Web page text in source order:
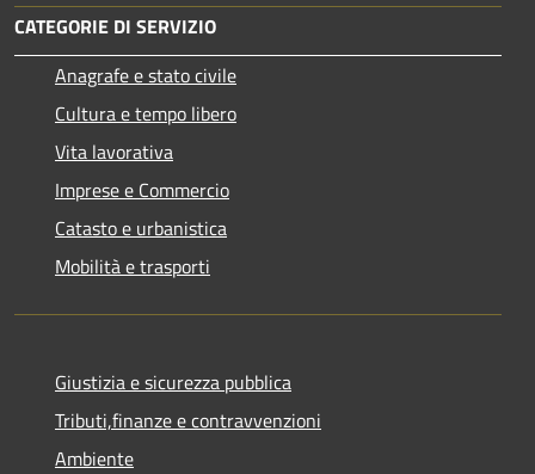
CATEGORIE DI SERVIZIO
Anagrafe e stato civile
Cultura e tempo libero
Vita lavorativa
Imprese e Commercio
Catasto e urbanistica
Mobilità e trasporti
Giustizia e sicurezza pubblica
Tributi,finanze e contravvenzioni
Ambiente